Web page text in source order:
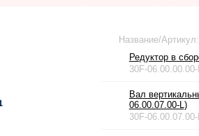
Название/Артикул:
Редуктор в
30F-06.00.00.00-II
Вал
06.00.07.00-L)
30F-06.00.07.00-